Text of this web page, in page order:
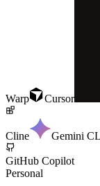
Warp Cursor
Cline Gemini
GitHub Copilot
Personal